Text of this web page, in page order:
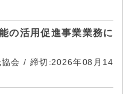
の活用促進事業業務に
会 / 締切:2026年08月14